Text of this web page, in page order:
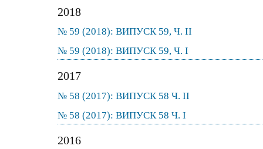
2018
№ 59 (2018): ВИПУСК 59, Ч. II
№ 59 (2018): ВИПУСК 59, Ч. I
2017
№ 58 (2017): ВИПУСК 58 Ч. ІІ
№ 58 (2017): ВИПУСК 58 Ч. I
2016